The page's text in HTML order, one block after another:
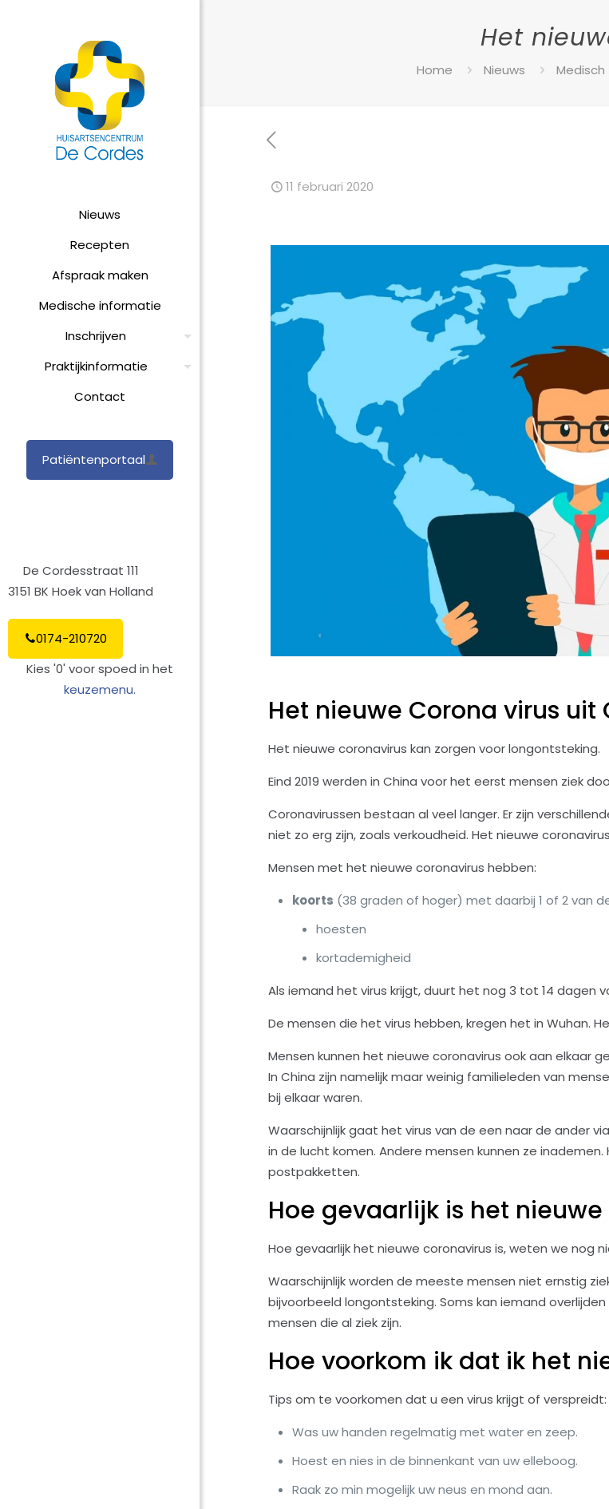
Nieuws
Recepten
Afspraak maken
Medische informatie
Inschrijven
Praktijkinformatie
Contact
Patiëntenportaal
De Cordesstraat 111
3151 BK Hoek van Holland
0174-210720
Kies '0' voor spoed in het
keuzemenu.
Het
Home Nieuws Medisch
11 februari 2020
Het nieuwe Corona virus uit
Het nieuwe coronavirus kan zorgen voor longontsteking.
Eind 2019 werden in China voor het eerst mensen ziek
Coronavirussen bestaan al veel langer. Er zijn
niet zo erg zijn, zoals verkoudheid. Het nieuwe
Mensen met het nieuwe coronavirus hebben:
koorts (38 graden of hoger) met daarbij 1 of 2 van
hoesten
kortademigheid
Als iemand het virus krijgt, duurt het nog 3 tot 14 dagen
De mensen die het virus hebben, kregen het in Wuhan.
Mensen kunnen het nieuwe coronavirus ook aan elkaar
In China zijn namelijk maar weinig familieleden van
bij elkaar waren.
Waarschijnlijk gaat het virus van de een naar de ander
in de lucht komen. Andere mensen kunnen ze
postpakketten.
Hoe gevaarlijk is het
Hoe gevaarlijk het nieuwe coronavirus is, weten we nog
Waarschijnlijk worden de meeste mensen niet ernstig
bijvoorbeeld longontsteking. Soms kan iemand
mensen die al ziek zijn.
Hoe voorkom ik dat ik het
Tips om te voorkomen dat u een virus krijgt of verspreidt:
Was uw handen regelmatig met water en zeep.
Hoest en nies in de binnenkant van uw elleboog.
Raak zo min mogelijk uw neus en mond aan.